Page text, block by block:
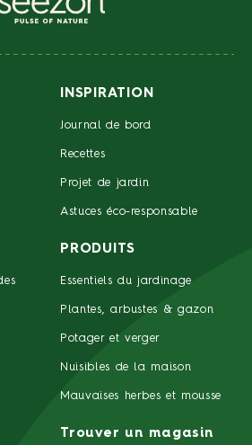
INSPIRATION
Journal de bord
Recettes
Projet de jardin
Astuces éco-responsable
PRODUITS
Essentiels du jardinage
Plantes, arbustes & gazon
Potager et verger
Nuisibles de la maison
Mauvaises herbes et mousse
Trouver un magasin